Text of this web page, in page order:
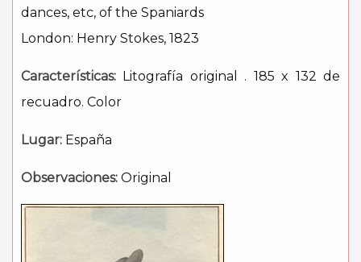
dances, etc, of the Spaniards
London: Henry Stokes, 1823
Características: Litografía original . 185 x 132 de
recuadro. Color
Lugar: España
Observaciones: Original